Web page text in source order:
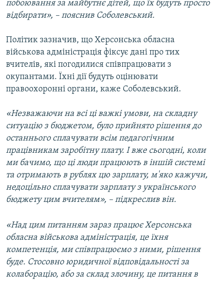
побоювання за майбутнє дітей, що їх будуть просто
відбирати», – пояснив Соболевський.
Політик зазначив, що Херсонська обласна
військова адміністрація фіксує дані про тих
вчителів, які погодилися співпрацювати з
окупантами. Їхні дії будуть оцінювати
правоохоронні органи, каже Соболевський.
«Незважаючи на всі ці важкі умови, на складну
ситуацію з бюджетом, було прийнято рішення до
останнього сплачувати всім педагогічним
працівникам заробітну плату. І вже сьогодні, коли
ми бачимо, що ці люди працюють в іншій системі
та отримають в рублях цю зарплату, м'яко кажучи,
недоцільно сплачувати зарплату з українського
бюджету цим вчителям», – підкреслив він.
«Над цим питанням зараз працює Херсонська
обласна військова адміністрація, це їхня
компетенція, ми співпрацюємо з ними, рішення
буде. Стосовно юридичної відповідальності за
колаборацію, або за склад злочину, це питання в